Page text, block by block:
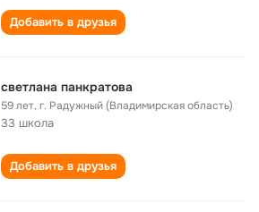
Добавить в друзья
светлана панкратова
59 лет,г. Радужный (Владимирская область)
33 школа
Добавить в друзья